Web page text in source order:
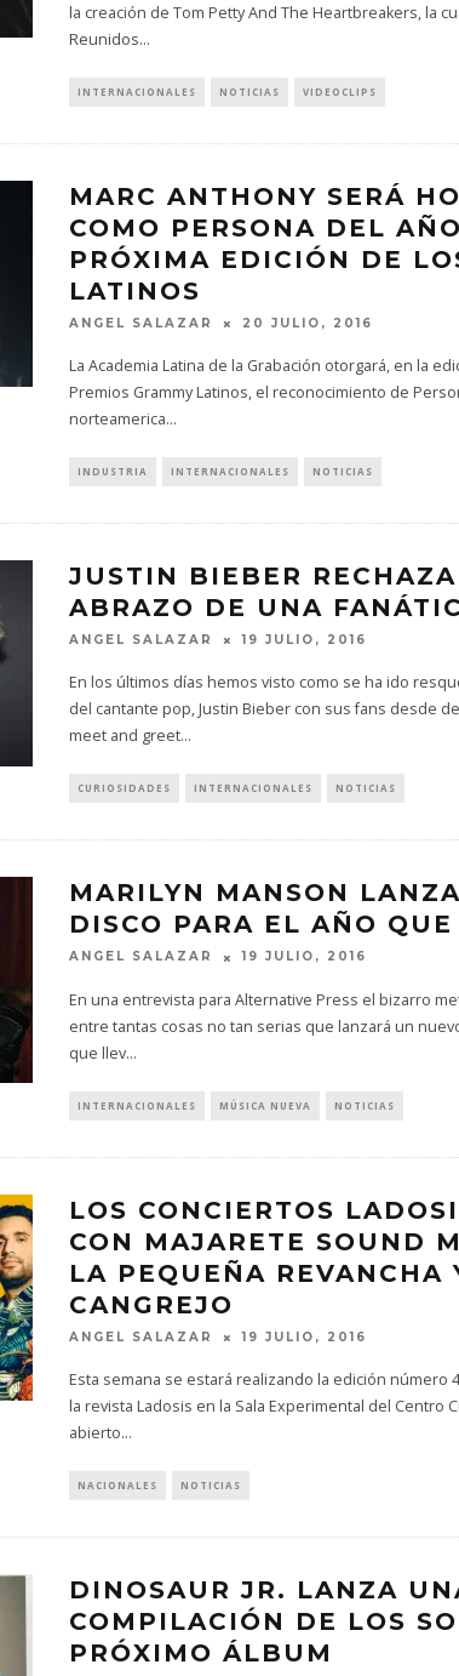
la creación de Tom Petty And The Heartbreakers, la
Reunidos...
INTERNACIONALES NOTICIAS VIDEOCLIPS
MARC ANTHONY SERÁ
COMO PERSONA DEL
PRÓXIMA EDICIÓN DE
LATINOS
ANGEL SALAZAR 20 JULIO, 2016
La Academia Latina de la Grabación otorgará, en la
Premios Grammy Latinos, el reconocimiento de
norteamerica...
INDUSTRIA INTERNACIONALES NOTICIAS
JUSTIN BIEBER
ABRAZO DE UNA
ANGEL SALAZAR 19 JULIO, 2016
En los últimos días hemos visto como se ha ido
del cantante pop, Justin Bieber con sus fans desde
meet and greet...
CURIOSIDADES INTERNACIONALES NOTICIAS
MARILYN MANSON
DISCO PARA EL AÑO
ANGEL SALAZAR 19 JULIO, 2016
En una entrevista para Alternative Press el bizarro
entre tantas cosas no tan serias que lanzará un
que llev...
INTERNACIONALES MÚSICA NUEVA NOTICIAS
LOS CONCIERTOS
CON MAJARETE SOUND
LA PEQUEÑA REVANCHA
CANGREJO
ANGEL SALAZAR 19 JULIO, 2016
Esta semana se estará realizando la edición número
la revista Ladosis en la Sala Experimental del Centro
abierto...
NACIONALES NOTICIAS
DINOSAUR JR. LANZA
COMPILACIÓN DE LOS
PRÓXIMO ÁLBUM
EL